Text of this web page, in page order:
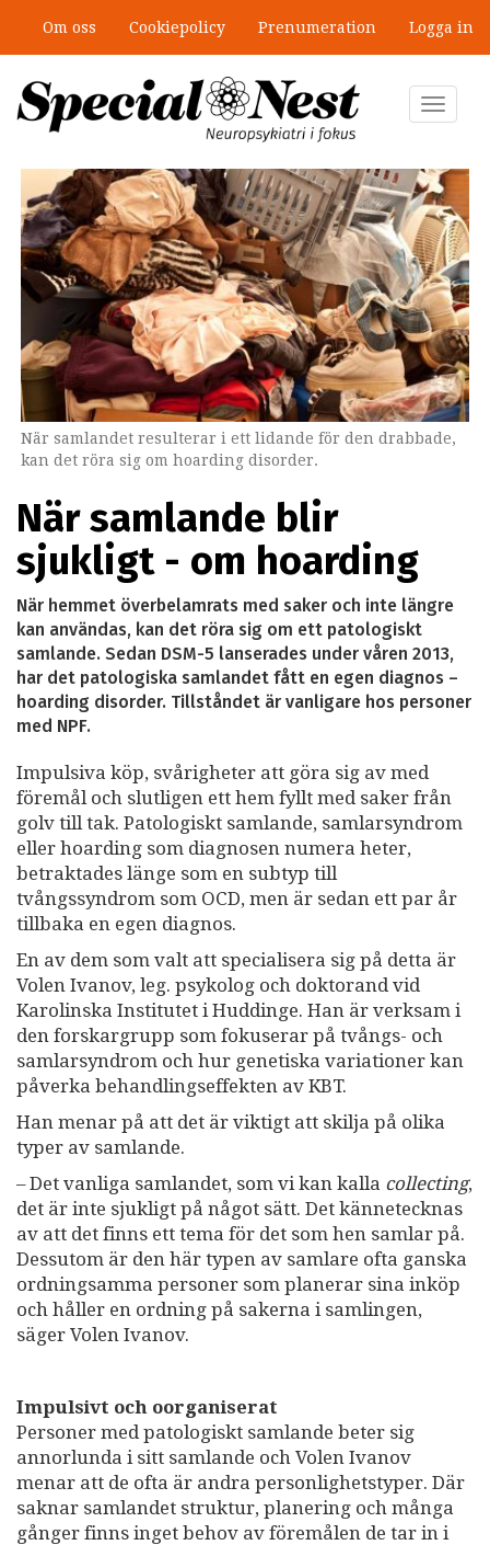
huvudinnehåll
Om oss Cookiepolicy Prenumeration Logga in
Toggle
När samlandet resulterar i ett lidande för den drabbade,
kan det röra sig om hoarding disorder.
När samlande blir
sjukligt - om hoarding
När hemmet överbelamrats med saker och inte längre
kan användas, kan det röra sig om ett patologiskt
samlande. Sedan DSM-5 lanserades under våren 2013,
har det patologiska samlandet fått en egen diagnos –
hoarding disorder. Tillståndet är vanligare hos personer
med NPF.
Impulsiva köp, svårigheter att göra sig av med
föremål och slutligen ett hem fyllt med saker från
golv till tak. Patologiskt samlande, samlarsyndrom
eller hoarding som diagnosen numera heter,
betraktades länge som en subtyp till
tvångssyndrom som OCD, men är sedan ett par år
tillbaka en egen diagnos.
En av dem som valt att specialisera sig på detta är
Volen Ivanov, leg. psykolog och doktorand vid
Karolinska Institutet i Huddinge. Han är verksam i
den forskargrupp som fokuserar på tvångs- och
samlarsyndrom och hur genetiska variationer kan
påverka behandlingseffekten av KBT.
Han menar på att det är viktigt att skilja på olika
typer av samlande.
– Det vanliga samlandet, som vi kan kalla collecting,
det är inte sjukligt på något sätt. Det kännetecknas
av att det finns ett tema för det som hen samlar på.
Dessutom är den här typen av samlare ofta ganska
ordningsamma personer som planerar sina inköp
och håller en ordning på sakerna i samlingen,
säger Volen Ivanov.
Impulsivt och oorganiserat
Personer med patologiskt samlande beter sig
annorlunda i sitt samlande och Volen Ivanov
menar att de ofta är andra personlighetstyper. Där
saknar samlandet struktur, planering och många
gånger finns inget behov av föremålen de tar in i
”Jobbet gick bra – just därför togs
stödet bort”
Mobbning vid autism och adhd: 4